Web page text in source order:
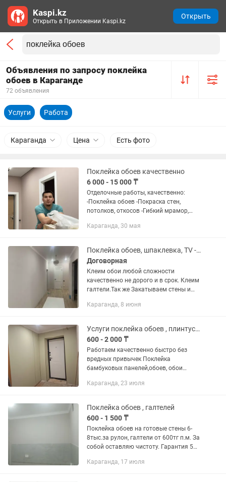
Объявления по запросу поклейка
обоев в Караганде
72 объявления
Услуги Работа
Караганда Цена Есть фото
Поклейка обоев качественно
6 000 - 15 000 ₸
Отделочные работы, качественно:
-Поклейка обоев -Покраска стен,
потолков, откосов -Гибкий мрамор,
потолке -Грунтовка -Декоративная
Караганда, 30 мая
Поклейка обоев, шпаклевка, TV -зона
Договорная
Клеим обои любой сложности
качественно не дорого и в срок. Клеим
галтели.Так же Закатываем стены и
линолеум и Плинтуса.Делаем
Караганда, 8 июня
Услуги поклейка обоев , плинтусов , покраска , побелка
600 - 2 000 ₸
Работаем качественно быстро без
вредных привычек Поклейка
бамбуковых панелей,обоев, обои
побелка,шпаклевка, декоративная
галтель,...
Караганда, 23 июля
Поклейка обоев , галтелей
600 - 1 500 ₸
Поклейка обоев на готовые стены 6-
8тыс.за рулон, галтели от 600тг п.м. За
собой оставляю чистоту. Гарантия 5
Караганда, 17 июля
Kaspi.kz
Открыть в Приложении Kaspi.kz
Открыть